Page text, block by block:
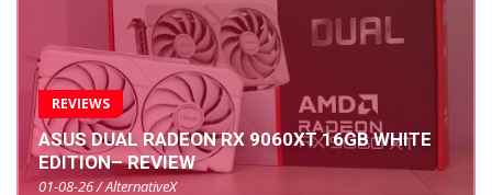
REVIEWS
ASUS DUAL RADEON RX 9060XT 16GB WHITE
EDITION– REVIEW
01-08-26 / AlternativeX